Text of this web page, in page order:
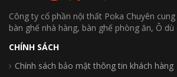
Công ty cổ phần nội thất Poka Chuyên
bàn ghế nhà hàng, bàn ghế phòng ăn, Ô dù
CHÍNH SÁCH
Chính sách bảo mật thông tin khách hàng